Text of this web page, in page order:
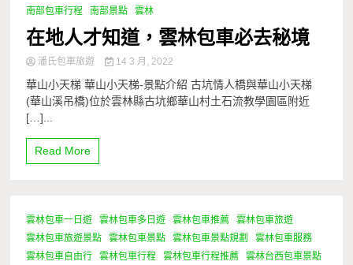
南部包車行程 南部景點 雲林
在地人才知道，雲林包車必去秘境
潘氏包車旅遊 14 3 月, 2022
華山小天梯 華山小天梯-景點介紹 古坑情人橋與華山小天梯
(華山溪吊橋)位於雲林縣古坑鄉華山村土石流教學園區附近
[…]...
Read More
雲林包車一日遊 雲林包車多日遊 雲林包車推薦
雲林包車旅遊
雲林包車旅遊景點
雲林包車景點 雲林包車景點規劃
雲林包車服務
雲林包車自由行
雲林包車行程 雲林包車行程推薦
雲林台西包車景點